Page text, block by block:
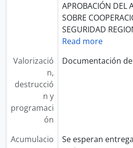
APROBACIÓN DEL
SOBRE
SEGURIDAD
Read more
Valorizació
n,
destrucció
n y
programaci
ón
Documentación
Acumulacio
Se esperan